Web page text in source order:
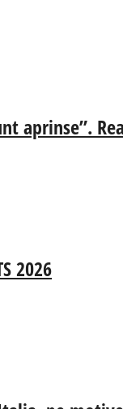
aprinse”.
2026